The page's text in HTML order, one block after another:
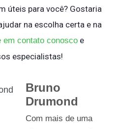
úteis para você? Gostaria
na escolha certa e na
em contato conosco e
especialistas!
Bruno
Drumond
Com mais de uma